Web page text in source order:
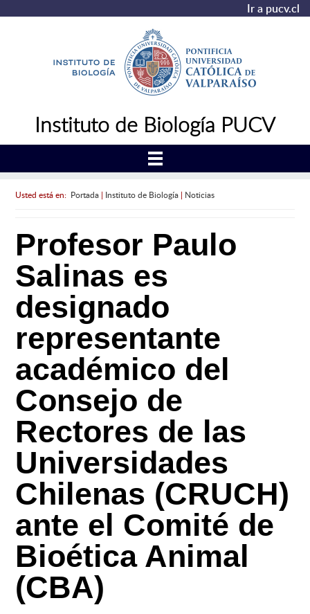
Ir a pucv.cl
Instituto de Biología PUCV
Usted está en: Portada| Instituto de Biología| Noticias
Profesor Paulo
Salinas es
designado
representante
académico del
Consejo de
Rectores de las
Universidades
Chilenas (CRUCH)
ante el Comité de
Bioética Animal
(CBA)